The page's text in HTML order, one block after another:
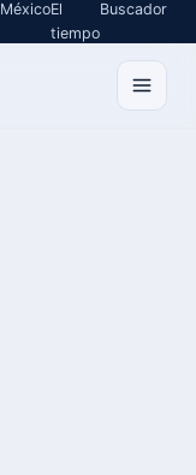
MéxicoEl
tiempo
Buscador